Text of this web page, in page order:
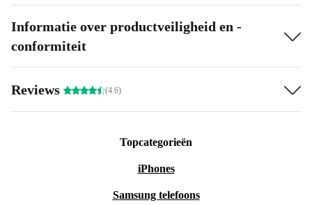
Informatie over productveiligheid en -
conformiteit
Reviews (4.6)
Topcategorieën
iPhones
Samsung telefoons